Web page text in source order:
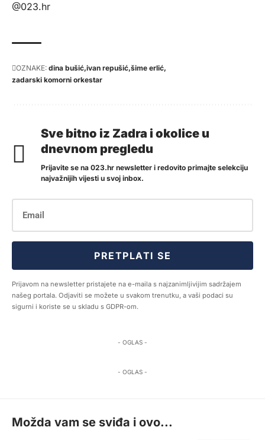
@023.hr
OZNAKE: dina bušić ivan repušić šime erlić
zadarski komorni orkestar
Sve bitno iz Zadra i okolice u
dnevnom pregledu
Prijavite se na 023.hr newsletter i redovito primajte selekciju
najvažnijih vijesti u svoj inbox.
PRETPLATI SE
Prijavom na newsletter pristajete na e-maila s najzanimljivijim sadržajem
našeg portala. Odjaviti se možete u svakom trenutku, a vaši podaci su
sigurni i koriste se u skladu s GDPR-om.
- OGLAS -
- OGLAS -
Možda vam se sviđa i ovo...